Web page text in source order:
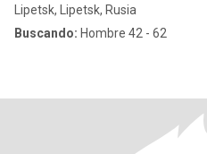
Lipetsk, Lipetsk, Rusia
Buscando: Hombre 42 - 62